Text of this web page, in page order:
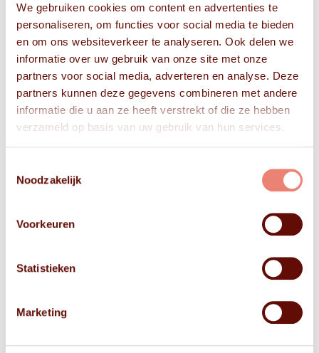
We gebruiken cookies om content en advertenties te
personaliseren, om functies voor social media te bieden
en om ons websiteverkeer te analyseren. Ook delen we
informatie over uw gebruik van onze site met onze
partners voor social media, adverteren en analyse. Deze
partners kunnen deze gegevens combineren met andere
informatie die u aan ze heeft verstrekt of die ze hebben
verzameld op basis van uw gebruik van hun services.
Noodzakelijk
Voorkeuren
Statistieken
Marketing